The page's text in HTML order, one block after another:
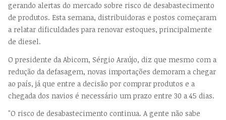
gerando alertas do mercado sobre risco de desabastecimento
de produtos. Esta semana, distribuidoras e postos começaram
a relatar dificuldades para renovar estoques, principalmente
de diesel.
O presidente da Abicom, Sérgio Araújo, diz que mesmo com a
redução da defasagem, novas importações demoram a chegar
ao país, já que entre a decisão por comprar produtos e a
chegada dos navios é necessário um prazo entre 30 a 45 dias.
​"O risco de desabastecimento continua. A gente não sabe